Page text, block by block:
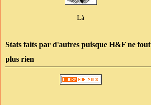
Là
Stats faits par d'autres puisque H&F ne fout
plus rien